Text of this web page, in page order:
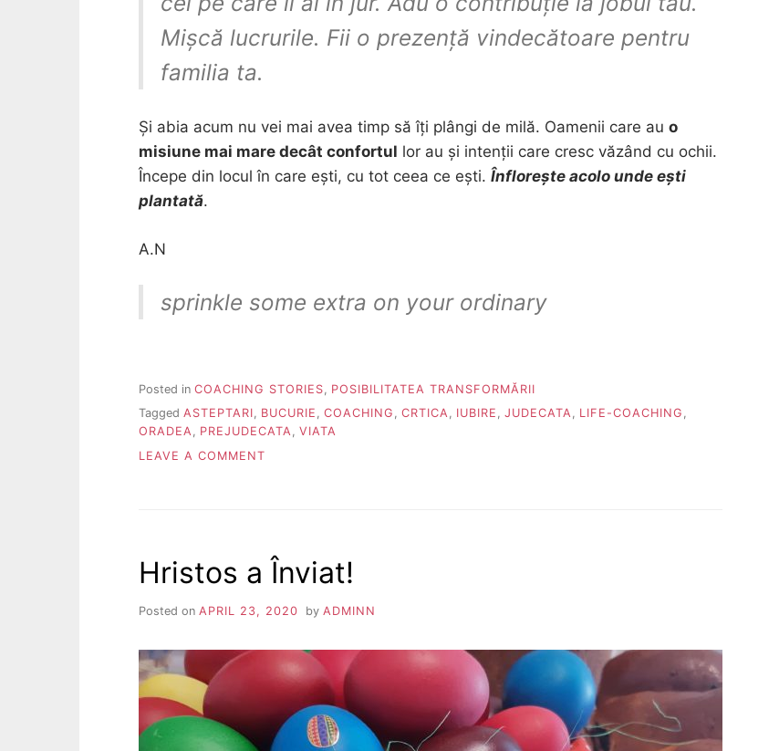
Mișcă lucrurile. Fii o prezență vindecătoare pentru
familia ta.
Și abia acum nu vei mai avea timp să îți plângi de milă. Oamenii care au o
misiune mai mare decât confortul lor au și intenții care cresc văzând cu ochii.
Începe din locul în care ești, cu tot ceea ce ești. Înflorește acolo unde ești
plantată.
A.N
sprinkle some extra on your ordinary
Posted in COACHING STORIES
POSIBILITATEA TRANSFORMĂRII
Tagged ASTEPTARI, BUCURIE , COACHING , CRTICA, IUBIRE , JUDECATA, LIFE-COACHING ,
ORADEA, PREJUDECATA, VIATA
LEAVE A COMMENT
PE
ALȚII
Hristos a Înviat!
Posted on APRIL 23, 2020 by ADMINN